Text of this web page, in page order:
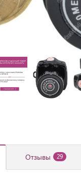
Отзывы 29